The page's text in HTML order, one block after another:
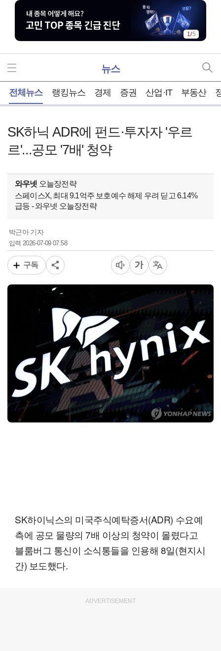
1/5
뉴스
전체뉴스 랭킹뉴스 경제 증권 산업·IT 부동산
SK하닉 ADR에 펀드·투자자 '우르
르'...공모 '7배' 청약
와우넷 오늘장전략
스페이스X, 최대 9.1억주 보호예수 해제 우려 딛고 6.14%
급등 - 와우넷 오늘장전략
박근아 기자
입력2026-07-09 07:58
구독
SK하이닉스의 미국주식예탁증서(ADR) 수요예
측에 공모 물량의 7배 이상의 청약이 몰렸다고
블룸버그 통신이 소식통들을 인용해 8일(현지시
간) 보도했다.
ADVERTISEMENT